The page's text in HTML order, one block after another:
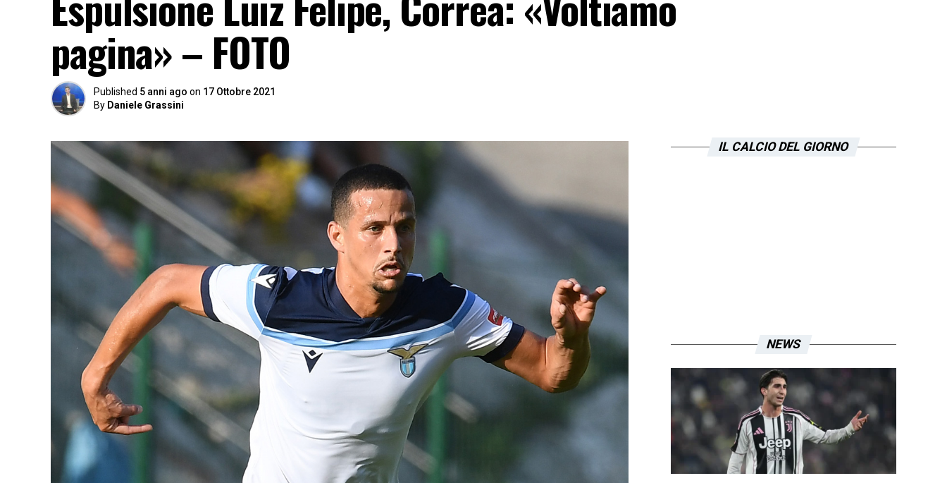
pagina» – FOTO
Published 5 anni ago on 17 Ottobre 2021
By Daniele Grassini
IL CALCIO DEL GIORNO
NEWS